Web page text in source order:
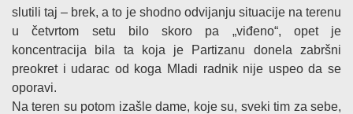
slutili taj – brek, a to je shodno odvijanju situacije na terenu
u četvrtom setu bilo skoro pa „viđeno“, opet je
koncentracija bila ta koja je Partizanu donela zabršni
preokret i udarac od koga Mladi radnik nije uspeo da se
oporavi.
Na teren su potom izašle dame, koje su, sveki tim za sebe,